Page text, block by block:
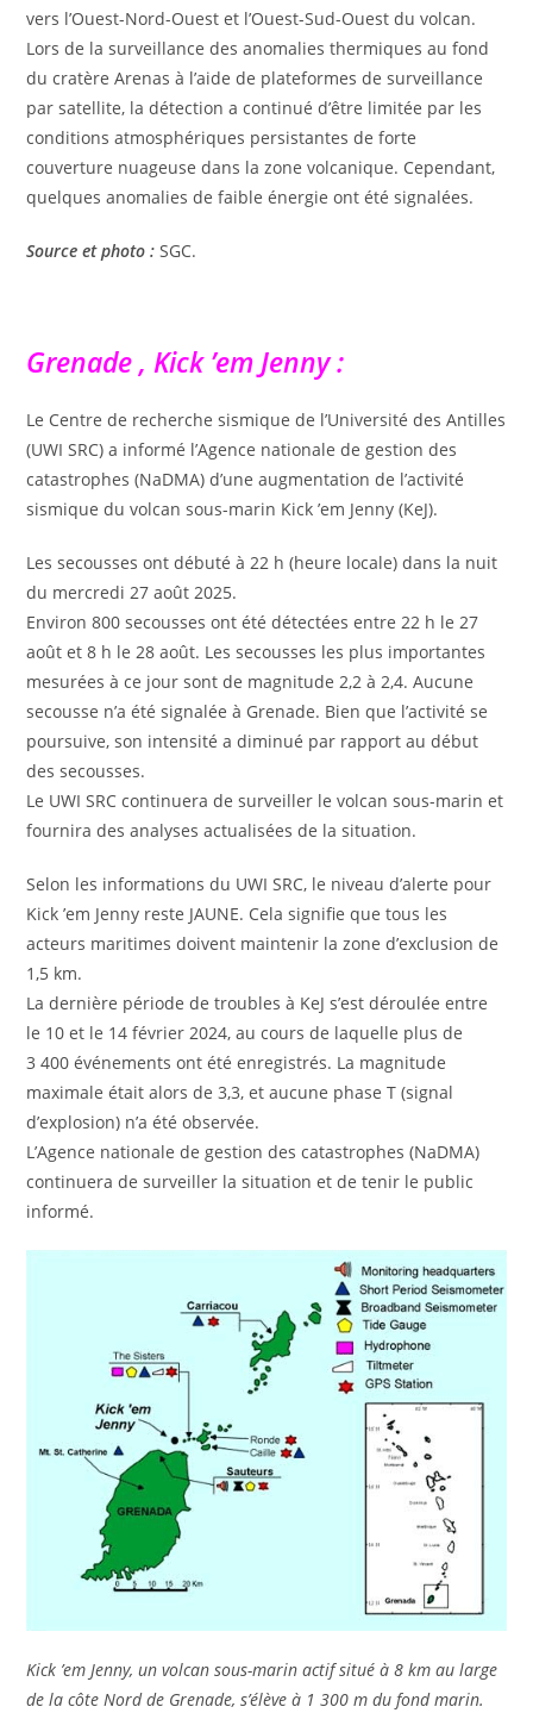
vers l’Ouest-Nord-Ouest et l’Ouest-Sud-Ouest du volcan.
Lors de la surveillance des anomalies thermiques au fond
du cratère Arenas à l’aide de plateformes de surveillance
par satellite, la détection a continué d’être limitée par les
conditions atmosphériques persistantes de forte
couverture nuageuse dans la zone volcanique. Cependant,
quelques anomalies de faible énergie ont été signalées.
Source et photo : SGC.
Grenade , Kick ’em Jenny :
Le Centre de recherche sismique de l’Université des Antilles
(UWI SRC) a informé l’Agence nationale de gestion des
catastrophes (NaDMA) d’une augmentation de l’activité
sismique du volcan sous-marin Kick ’em Jenny (KeJ).
Les secousses ont débuté à 22 h (heure locale) dans la nuit
du mercredi 27 août 2025.
Environ 800 secousses ont été détectées entre 22 h le 27
août et 8 h le 28 août. Les secousses les plus importantes
mesurées à ce jour sont de magnitude 2,2 à 2,4. Aucune
secousse n’a été signalée à Grenade. Bien que l’activité se
poursuive, son intensité a diminué par rapport au début
des secousses.
Le UWI SRC continuera de surveiller le volcan sous-marin et
fournira des analyses actualisées de la situation.
Selon les informations du UWI SRC, le niveau d’alerte pour
Kick ’em Jenny reste JAUNE. Cela signifie que tous les
acteurs maritimes doivent maintenir la zone d’exclusion de
1,5 km.
La dernière période de troubles à KeJ s’est déroulée entre
le 10 et le 14 février 2024, au cours de laquelle plus de
3 400 événements ont été enregistrés. La magnitude
maximale était alors de 3,3, et aucune phase T (signal
d’explosion) n’a été observée.
L’Agence nationale de gestion des catastrophes (NaDMA)
continuera de surveiller la situation et de tenir le public
informé.
Kick ’em Jenny, un volcan sous-marin actif situé à 8 km au large
de la côte Nord de Grenade, s’élève à 1 300 m du fond marin.